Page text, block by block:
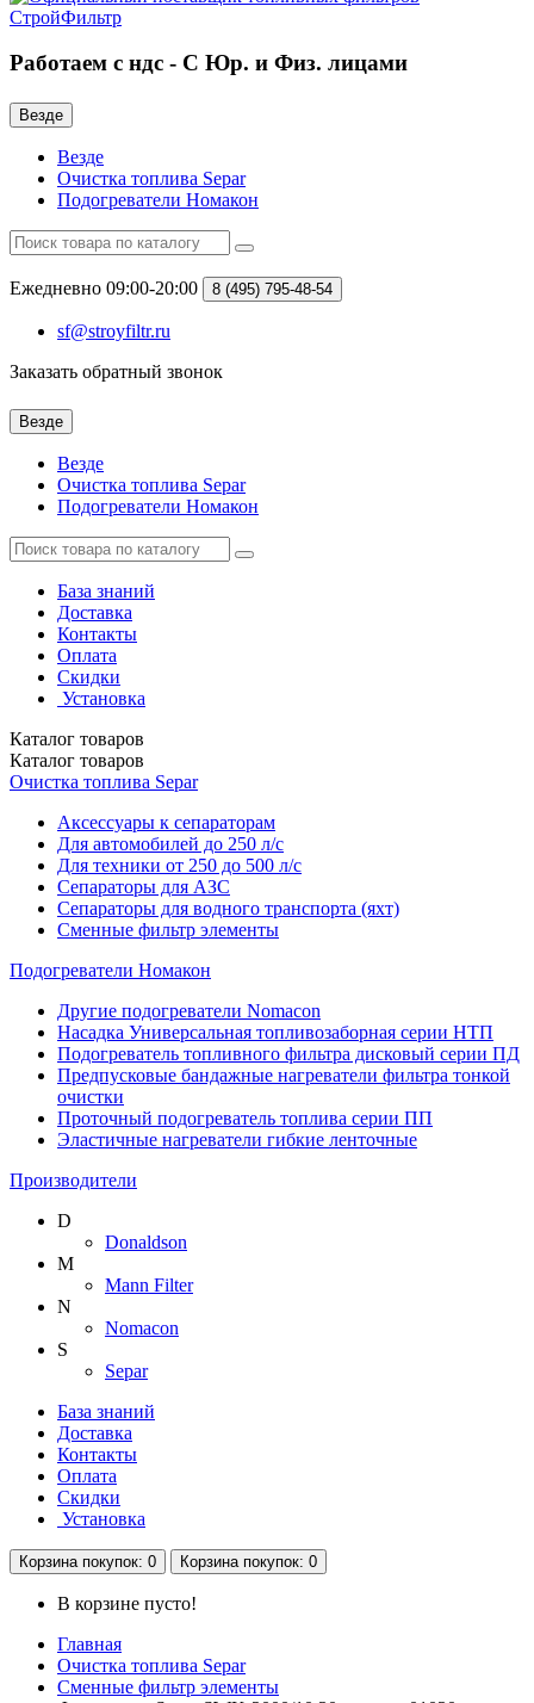
Работаем с ндс - С Юр. и Физ. лицами
Везде
Везде
Очистка топлива Separ
Подогреватели Номакон
Ежедневно 09:00-20:00 8 (495) 795-48-54
sf@stroyfiltr.ru
Заказать обратный звонок
Везде
Везде
Очистка топлива Separ
Подогреватели Номакон
База знаний
Доставка
Контакты
Оплата
Скидки
Установка
Каталог товаров
Каталог товаров
Очистка топлива Separ
Аксессуары к сепараторам
Для автомобилей до 250 л/с
Для техники от 250 до 500 л/с
Сепараторы для АЗС
Сепараторы для водного транспорта (яхт)
Сменные фильтр элементы
Подогреватели Номакон
Другие подогреватели Nomacon
Насадка Универсальная топливозаборная серии НТП
Подогреватель топливного фильтра дисковый серии ПД
Предпусковые бандажные нагреватели фильтра тонкой
очистки
Проточный подогреватель топлива серии ПП
Эластичные нагреватели гибкие ленточные
Производители
D
Donaldson
M
Mann Filter
N
Nomacon
S
Separ
База знаний
Доставка
Контакты
Оплата
Скидки
Установка
Корзинапокупок: 0 Корзинапокупок: 0
В корзине пусто!
Главная
Очистка топлива Separ
Сменные фильтр элементы